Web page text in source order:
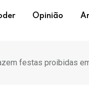
Opinião
festas proibidas